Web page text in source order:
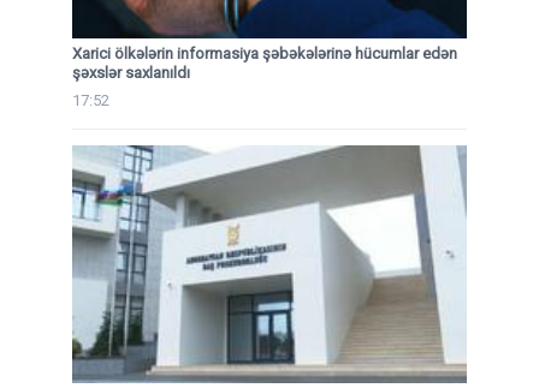
Xarici ölkələrin informasiya şəbəkələrinə hücumlar edən
şəxslər saxlanıldı
17:52